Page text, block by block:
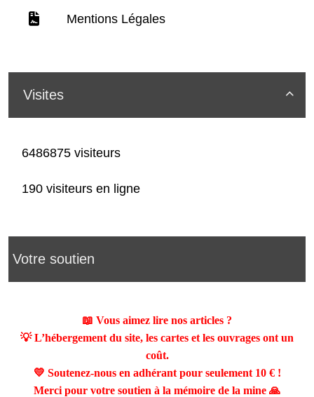
Mentions Légales

Visites
6486875 visiteurs
190 visiteurs en ligne
Votre soutien
📖 Vous aimez lire nos articles ?
💡 L’hébergement du site, les cartes et les ouvrages ont un
coût.
💛 Soutenez-nous en adhérant pour seulement 10 €!
Merci pour votre soutien à la mémoire de la mine 🙏